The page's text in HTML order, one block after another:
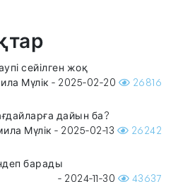
сейілген жоқ
Мүлік - 2025-02-20 26816
дайын ба?
Мүлік - 2025-02-13 26242
барады
- 2024-11-30 43637